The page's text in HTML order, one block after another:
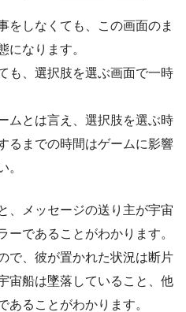
をしなくても、この画面のま
になります。
も、選択肢を選ぶ画面で一時
ムとは言え、選択肢を選ぶ時
るまでの時間はゲームに影響
。
、メッセージの送り主が宇宙
ーであることがわかります。
で、彼が置かれた状況は断片
宙船は墜落していること、他
あることがわかります。